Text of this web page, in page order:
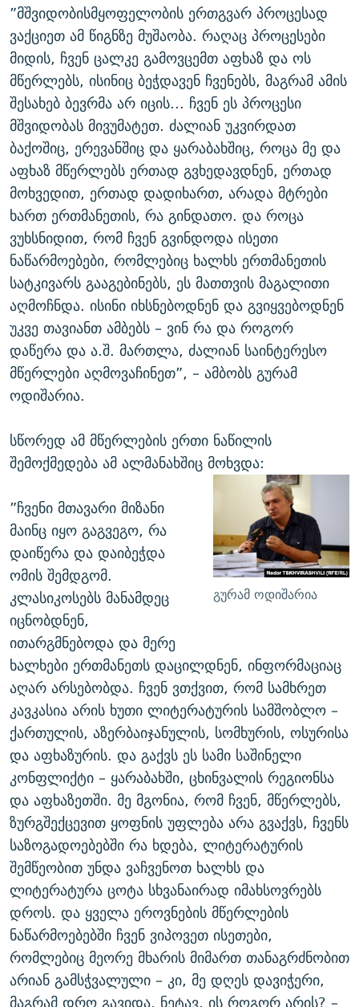
”მშვიდობისმყოფელობის ერთგვარ პროცესად
ვაქციეთ ამ წიგნზე მუშაობა. რაღაც პროცესები
მიდის, ჩვენ ცალკე გამოვცემთ აფხაზ და ოს
მწერლებს, ისინიც ბეჭდავენ ჩვენებს, მაგრამ ამის
შესახებ ბევრმა არ იცის... ჩვენ ეს პროცესი
მშვიდობას მივუმატეთ. ძალიან უკვირდათ
ბაქოშიც, ერევანშიც და ყარაბახშიც, როცა მე და
აფხაზ მწერლებს ერთად გვხედავდნენ, ერთად
მოხვედით, ერთად დადიხართ, არადა მტრები
ხართ ერთმანეთის, რა გინდათო. და როცა
ვუხსნიდით, რომ ჩვენ გვინდოდა ისეთი
ნაწარმოებები, რომლებიც ხალხს ერთმანეთის
სატკივარს გააგებინებს, ეს მათთვის მაგალითი
აღმოჩნდა. ისინი იხსნებოდნენ და გვიყვებოდნენ
უკვე თავიანთ ამბებს – ვინ რა და როგორ
დაწერა და ა.შ. მართლა, ძალიან საინტერესო
მწერლები აღმოვაჩინეთ”, – ამბობს გურამ
ოდიშარია.
სწორედ ამ მწერლების ერთი ნაწილის
შემოქმედება ამ ალმანახშიც მოხვდა:
გურამ ოდიშარია
”ჩვენი მთავარი მიზანი
მაინც იყო გაგვეგო, რა
დაიწერა და დაიბეჭდა
ომის შემდგომ.
კლასიკოსებს მანამდეც
იცნობდნენ,
ითარგმნებოდა და მერე
ხალხები ერთმანეთს დაცილდნენ, ინფორმაციაც
აღარ არსებობდა. ჩვენ ვთქვით, რომ სამხრეთ
კავკასია არის ხუთი ლიტერატურის სამშობლო –
ქართულის, აზერბაიჯანულის, სომხურის, ოსურისა
და აფხაზურის. და გაქვს ეს სამი საშინელი
კონფლიქტი – ყარაბახში, ცხინვალის რეგიონსა
და აფხაზეთში. მე მგონია, რომ ჩვენ, მწერლებს,
ზურგშექცევით ყოფნის უფლება არა გვაქვს, ჩვენს
საზოგადოებებში რა ხდება, ლიტერატურის
შემწეობით უნდა ვაჩვენოთ ხალხს და
ლიტერატურა ცოტა სხვანაირად იმახსოვრებს
დროს. და ყველა ეროვნების მწერლების
ნაწარმოებებში ჩვენ ვიპოვეთ ისეთები,
რომლებიც მეორე მხარის მიმართ თანაგრძნობით
არიან გამსჭვალული – კი, მე დღეს დავიჭერი,